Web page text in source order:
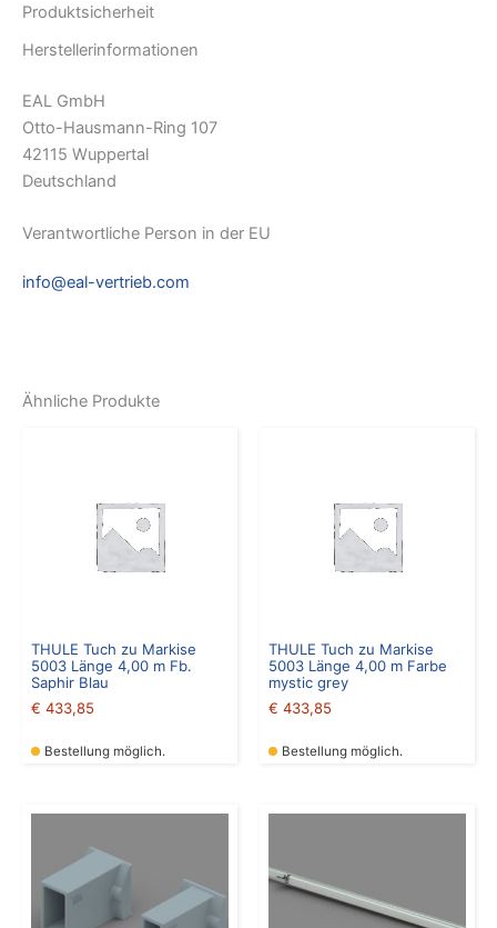
Produktsicherheit
Herstellerinformationen
EAL GmbH
Otto-Hausmann-Ring 107
42115 Wuppertal
Deutschland
Verantwortliche Person in der EU
info@eal-vertrieb.com
Ähnliche Produkte
THULE Tuch zu Markise
5003 Länge 4,00 m Fb.
Saphir Blau
€ 433,85
Bestellung möglich.
THULE Tuch zu Markise
5003 Länge 4,00 m Farbe
mystic grey
€ 433,85
Bestellung möglich.